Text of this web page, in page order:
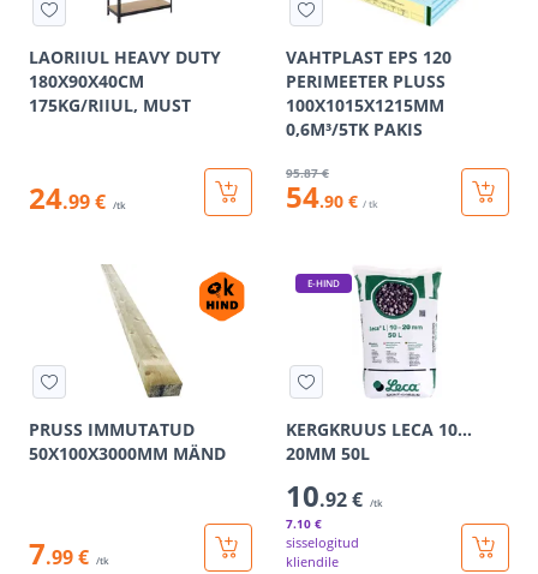
LAORIIUL HEAVY DUTY
180X90X40CM
175KG/RIIUL, MUST
24.99 € /tk
VAHTPLAST EPS 120
PERIMEETER PLUSS
100X1015X1215MM
0,6M³/5TK PAKIS
95.87 €
54.90 € / tk
PRUSS IMMUTATUD
50X100X3000MM MÄND
7.99 € /tk
E-HIND
KERGKRUUS LECA 10…
20MM 50L
10.92 € /tk
7.10 €
sisselogitud
kliendile